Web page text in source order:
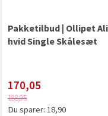
Pakketilbud | Ollipet
hvid Single Skålesæt
170,05
188,95
Du sparer: 18,90